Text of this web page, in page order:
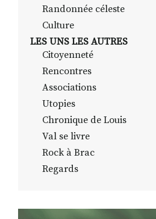
Randonnée céleste
Culture
LES UNS LES AUTRES
Citoyenneté
Rencontres
Associations
Utopies
Chronique de Louis
Val se livre
Rock à Brac
Regards